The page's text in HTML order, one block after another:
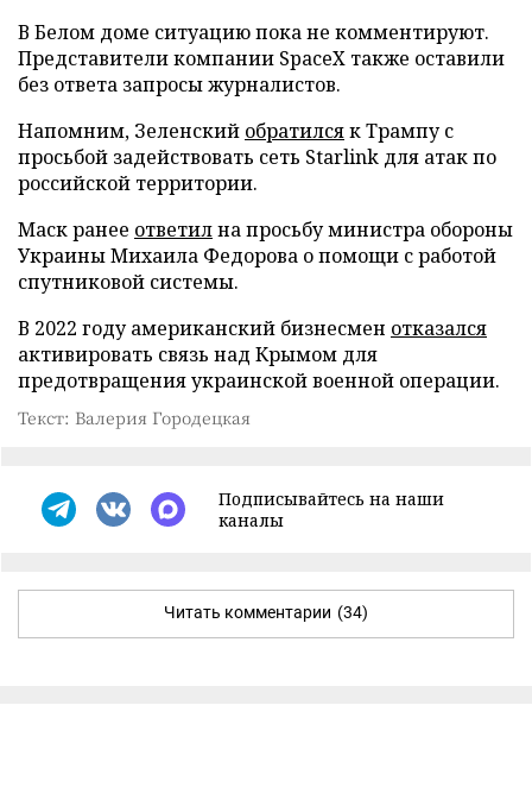
В Белом доме ситуацию пока не комментируют.
Представители компании SpaceX также оставили
без ответа запросы журналистов.
Напомним, Зеленский обратилсяк Трампу с
просьбой задействовать сеть Starlink для атак по
российской территории.
Маск ранее ответилна просьбу министра обороны
Украины Михаила Федорова о помощи с работой
спутниковой системы.
В 2022 году американский бизнесмен отказался
активировать связь над Крымом для
предотвращения украинской военной операции.
Текст: Валерия Городецкая
Подписывайтесь на наши
каналы
Читать комментарии (34)